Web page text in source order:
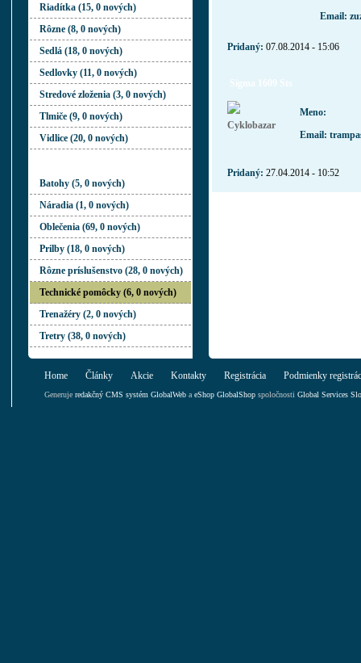
Riadítka (15, 0 nových)
Rôzne (8, 0 nových)
Sedlá (18, 0 nových)
Sedlovky (11, 0 nových)
Stredové zloženia (3, 0 nových)
Tlmiče (9, 0 nových)
Vidlice (20, 0 nových)
Batohy (5, 0 nových)
Náradia (1, 0 nových)
Oblečenia (69, 0 nových)
Prilby (18, 0 nových)
Rôzne príslušenstvo (28, 0 nových)
Technické pomôcky (6, 0 nových)
Trenažéry (2, 0 nových)
Tretry (38, 0 nových)
Email:
Pridaný: 07.08.2014 - 15:06
Sigma 1609 Sts
Meno:
Email:
Pridaný: 27.04.2014 - 10:52
Home Články Akcie Kontakty Registrácia Podmienky
Generuje redakčný CMS systém GlobalWeb a eShop GlobalShop spoločnosti Global Services